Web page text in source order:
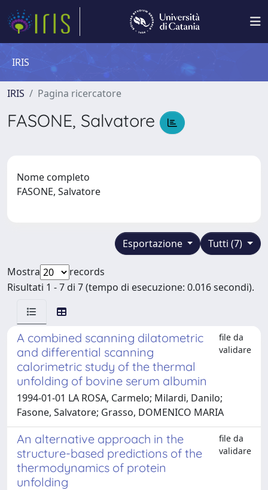
IRIS
IRIS Pagina ricercatore
FASONE, Salvatore
Nome completo
FASONE, Salvatore
Tutti (7)
Esportazione
Mostra
records
Risultati 1 - 7 di 7 (tempo di esecuzione: 0.016 secondi).
A combined scanning dilatometric
and differential scanning
calorimetric study of the thermal
unfolding of bovine serum albumin
file da
validare
1994-01-01 LA ROSA, Carmelo; Milardi, Danilo;
Fasone, Salvatore; Grasso, DOMENICO MARIA
An alternative approach in the
structure-based predictions of the
thermodynamics of protein
unfolding
file da
validare